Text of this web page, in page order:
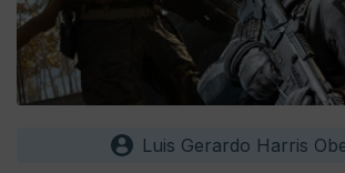
Luis Gerardo Harris